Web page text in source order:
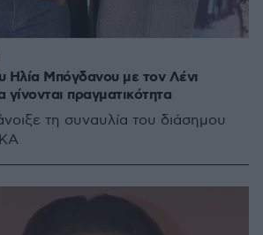
Ηλία Μπόγδανου με τον Λένι
γίνονται πραγματικότητα
τη συναυλία του διάσημου